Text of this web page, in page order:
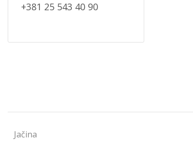
+381 25 543 40 90
Jačina